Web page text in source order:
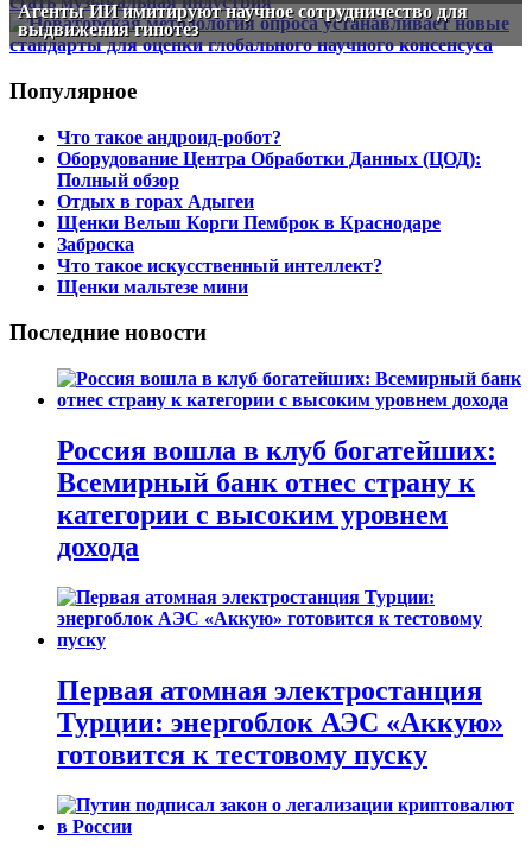
Агенты ИИ имитируют научное сотрудничество для
выдвижения гипотез
Популярное
Что такое андроид-робот?
Оборудование Центра Обработки Данных (ЦОД):
Полный обзор
Отдых в горах Адыгеи
Щенки Вельш Корги Пемброк в Краснодаре
Заброска
Что такое искусственный интеллект?
Щенки мальтезе мини
Последние новости
Россия вошла в клуб богатейших:
Всемирный банк отнес страну к
категории с высоким уровнем
дохода
Первая атомная электростанция
Турции: энергоблок АЭС «Аккую»
готовится к тестовому пуску